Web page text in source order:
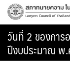
Skip
content
วันที่ 2 ของกา
ปีงบประมาณ พ